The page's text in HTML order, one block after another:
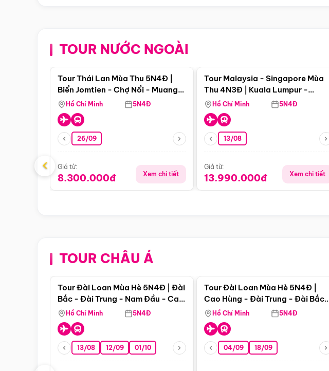
TOUR NƯỚC NGOÀI
Điểm nổi bật
Tour Thái Lan Mùa Thu 5N4Đ |
Biển Jomtien - Chợ Nổi - Muang
Boran - Suanthai (Bay Vietnam
Airlines)
Hồ Chí Minh 5N4Đ
26/09
Giá từ:
8.300.000đ Xem chi tiết
Tour Malaysia - Singapore Mùa
Thu 4N3Đ | Kuala Lumpur -
Malacca - Johor Baru -
Singapore
Hồ Chí Minh 5N4Đ
13/08
Giá từ:
13.990.000đ Xem chi tiết
‹
TOUR CHÂU ÁĐiểm nổi bật
Tour Đài Loan Mùa Hè 5N4Đ | Đài
Bắc - Đài Trung - Nam Đầu - Cao
Hùng ( Bay Vn)
Hồ Chí Minh 5N4Đ
13/08 12/09 01/10
Tour Đài Loan Mùa Hè 5N4Đ |
Cao Hùng - Đài Trung - Đài Bắc
(Bay Vj)
Hồ Chí Minh 5N4Đ
04/09 18/09